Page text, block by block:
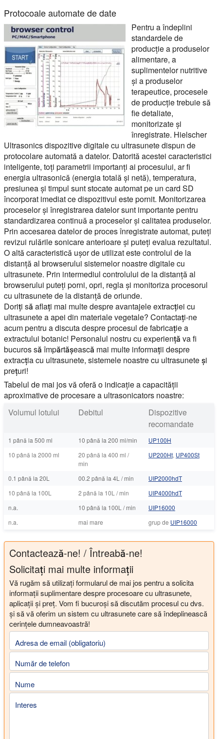
Protocoale automate de date
Pentru a îndeplini
standardele de
producție a produselor
alimentare, a
suplimentelor nutritive
și a produselor
terapeutice, procesele
de producție trebuie să
fie detaliate,
monitorizate și
înregistrate. Hielscher
Ultrasonics dispozitive digitale cu ultrasunete dispun de
protocolare automată a datelor. Datorită acestei caracteristici
inteligente, toți parametrii importanți ai procesului, ar fi
energia ultrasonică (energia totală și netă), temperatura,
presiunea și timpul sunt stocate automat pe un card SD
încorporat imediat ce dispozitivul este pornit. Monitorizarea
proceselor și înregistrarea datelor sunt importante pentru
standardizarea continuă a proceselor și calitatea produselor.
Prin accesarea datelor de proces înregistrate automat, puteți
revizui rulările sonicare anterioare și puteți evalua rezultatul.
O altă caracteristică ușor de utilizat este controlul de la
distanță al browserului sistemelor noastre digitale cu
ultrasunete. Prin intermediul controlului de la distanță al
browserului puteți porni, opri, regla și monitoriza procesorul
cu ultrasunete de la distanță de oriunde.
Doriți să aflați mai multe despre avantajele extracției cu
ultrasunete a apei din materiale vegetale? Contactați-ne
acum pentru a discuta despre procesul de fabricație a
extractului botanic! Personalul nostru cu experiență va fi
bucuros să împărtășească mai multe informații despre
extracția cu ultrasunete, sistemele noastre cu ultrasunete și
prețuri!
Tabelul de mai jos vă oferă o indicație a capacității
aproximative de procesare a ultrasonicators noastre:
Volumul lotului
Debitul
Dispozitive
recomandate
1 până la 500 ml 10 până la 200 ml/min
UP100H
10 până la 2000 ml
20 până la 400 ml /
min
UP200Ht, UP400St
0.1 până la 20L 00.2 până la 4L / min
UIP2000hdT
10 până la 100L
2 până la 10L / min
UIP4000hdT
n.a.
10 până la 100L / min
UIP16000
n.a.
mai mare grup de UIP16000
Contactează-ne! / Întreabă-ne!
Solicitați mai multe informații
Vă rugăm să utilizați formularul de mai jos pentru a solicita
informații suplimentare despre procesoare cu ultrasunete,
aplicații și preț. Vom fi bucuroși să discutăm procesul cu dvs.
și să vă oferim un sistem cu ultrasunete care să îndeplinească
cerințele dumneavoastră!
Adresa de email (obligatoriu)
Număr de telefon
Nume
Interes